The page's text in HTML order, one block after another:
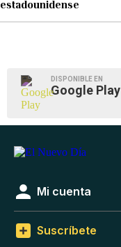
estadounidense
DISPONIBLE EN
Google Play
Mi cuenta
Suscríbete